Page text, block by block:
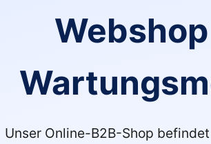
Unser Online-B2B-Shop